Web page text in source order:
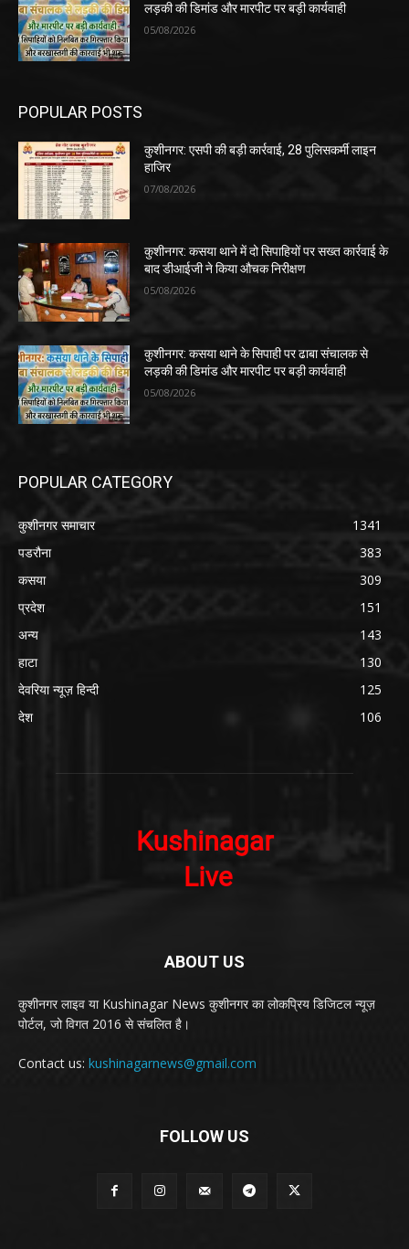
लड़की की डिमांड और मारपीट पर बड़ी कार्यवाही
05/08/2026
POPULAR POSTS
कुशीनगर: एसपी की बड़ी कार्रवाई, 28 पुलिसकर्मी लाइन
हाजिर
07/08/2026
कुशीनगर: कसया थाने में दो सिपाहियों पर सख्त कार्रवाई के
बाद डीआईजी ने किया औचक निरीक्षण
05/08/2026
कुशीनगर: कसया थाने के सिपाही पर ढाबा संचालक से
लड़की की डिमांड और मारपीट पर बड़ी कार्यवाही
05/08/2026
POPULAR CATEGORY
कुशीनगर समाचार
1341
पडरौना
383
कसया
309
प्रदेश
151
अन्य
143
हाटा
130
देवरिया न्यूज़ हिन्दी
125
देश
106
ABOUT US
कुशीनगर लाइव या Kushinagar News कुशीनगर का लोकप्रिय डिजिटल न्यूज़
पोर्टल, जो विगत 2016 से संचलित है।
Contact us: kushinagarnews@gmail.com
FOLLOW US